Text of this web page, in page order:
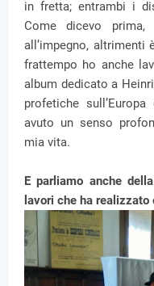
in fretta; entrambi i
Come dicevo
all’impegno, altrimenti
frattempo ho anche
album dedicato a
profetiche
avuto un senso
mia vita.
E parliamo anche
lavori che ha